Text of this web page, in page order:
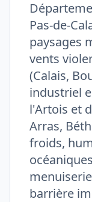
Pas-de-
paysages
vents
(Calais,
industriel
l'Artois et
Arras,
froids,
barrière